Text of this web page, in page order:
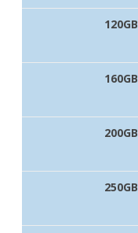
120GB
160GB
200GB
250GB